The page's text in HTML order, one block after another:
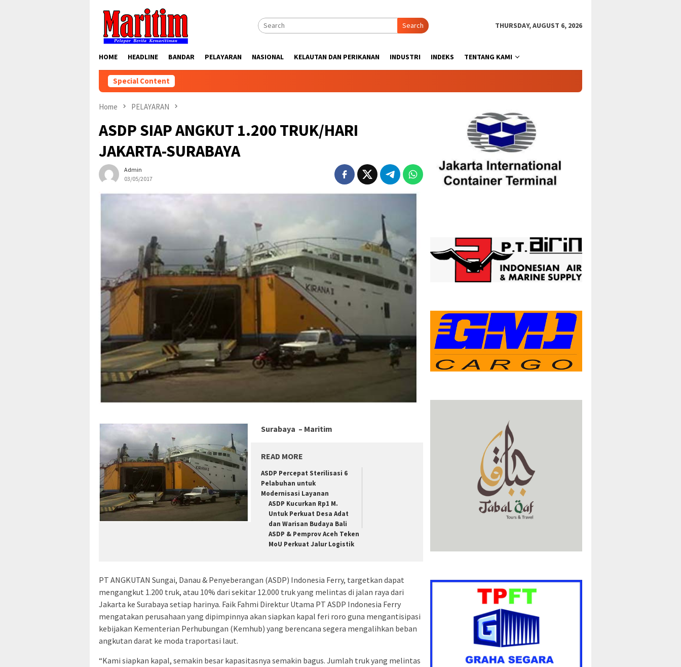
content
Search THURSDAY, AUGUST 6, 2026
HOME HEADLINE BANDAR PELAYARAN NASIONAL KELAUTAN DAN PERIKANAN INDUSTRI INDEKS TENTANG KAMI
Special Content
Home PELAYARAN
ASDP SIAP ANGKUT 1.200 TRUK/HARI
JAKARTA-SURABAYA
Admin
03/05/2017
Surabaya – Maritim
READ MORE
ASDP Percepat Sterilisasi 6
Pelabuhan untuk
Modernisasi Layanan
ASDP Kucurkan Rp1 M.
Untuk Perkuat Desa Adat
dan Warisan Budaya Bali
ASDP & Pemprov Aceh Teken
MoU Perkuat Jalur Logistik
PT ANGKUTAN Sungai, Danau & Penyeberangan (ASDP) Indonesia Ferry, targetkan dapat
mengangkut 1.200 truk, atau 10% dari sekitar 12.000 truk yang melintas di jalan raya dari
Jakarta ke Surabaya setiap harinya. Faik Fahmi Direktur Utama PT ASDP Indonesia Ferry
mengatakan perusahaan yang dipimpinnya akan siapkan kapal feri roro guna mengantisipasi
kebijakan Kementerian Perhubungan (Kemhub) yang berencana segera mengalihkan beban
angkutan darat ke moda traportasi laut.
“Kami siapkan kapal, semakin besar kapasitasnya semakin bagus. Jumlah truk yang melintas